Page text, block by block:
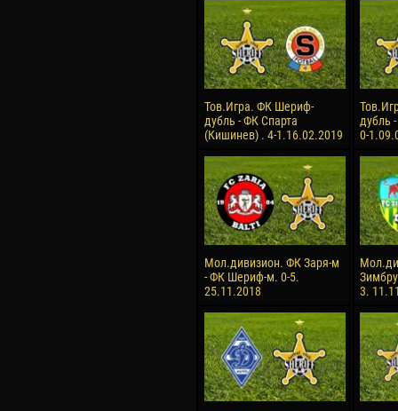
Тов.Игра. ФК Шериф-
дубль - ФК Спарта
(Кишинев) . 4-1.16.02.2019
дубль
0-
Мол.дивизион. ФК Заря-м
- ФК Шериф-м. 0-5.
25.11.2018
3.